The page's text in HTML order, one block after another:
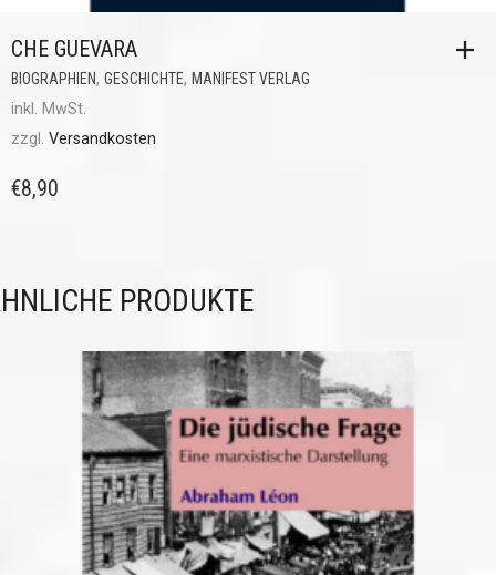
CHE GUEVARA
BIOGRAPHIEN, GESCHICHTE, MANIFEST VERLAG
inkl. MwSt.
zzgl. Versandkosten
€8,90
PRODUKTE